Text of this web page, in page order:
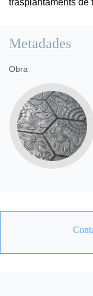
Metadades
Obra